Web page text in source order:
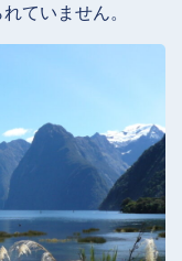
ていません。